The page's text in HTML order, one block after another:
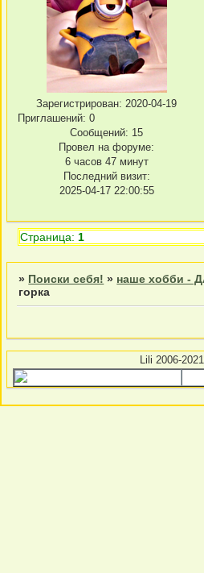
Зарегистрирован: 2020-04-19
Приглашений: 0
Сообщений: 15
Провел на форуме:
6 часов 47 минут
Последний визит:
2025-04-17 22:00:55
Страница: 1
» Поиски себя! » наше хобби -
горка
Lili 2006-